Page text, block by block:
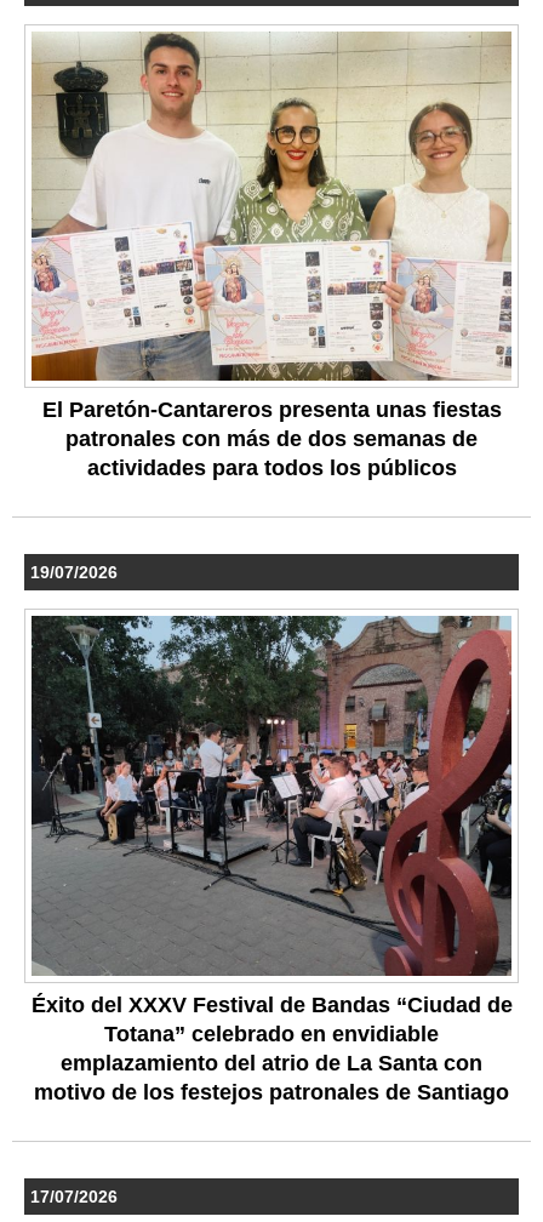
El Paretón-Cantareros presenta unas fiestas
patronales con más de dos semanas de
actividades para todos los públicos
19/07/2026
Éxito del XXXV Festival de Bandas “Ciudad de
Totana” celebrado en envidiable
emplazamiento del atrio de La Santa con
motivo de los festejos patronales de Santiago
17/07/2026